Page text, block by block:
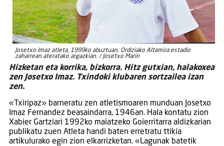
Josetxo Imaz atleta, 1999ko abuztuan, Ordiziako Altamira estadio
zaharrean ateratako argazkian. / Josetxo Marin
Hizketan eta korrika, bizkorra. Hitz gutxian, halakoxea
zen Josetxo Imaz. Txindoki klubaren sortzailea izan
zen.
«Txiripaz» barneratu zen atletismoaren munduan Josetxo
Imaz Fernandez beasaindarra, 1946an. Hala kontatu zion
Xabier Gartziari 1992ko maiatzeko Goierritarra aldizkarian
publikatu zuen Atleta handi baten erretratu ttikia
artikulurako egin zion elkarrizketan. «Lagunak batetik